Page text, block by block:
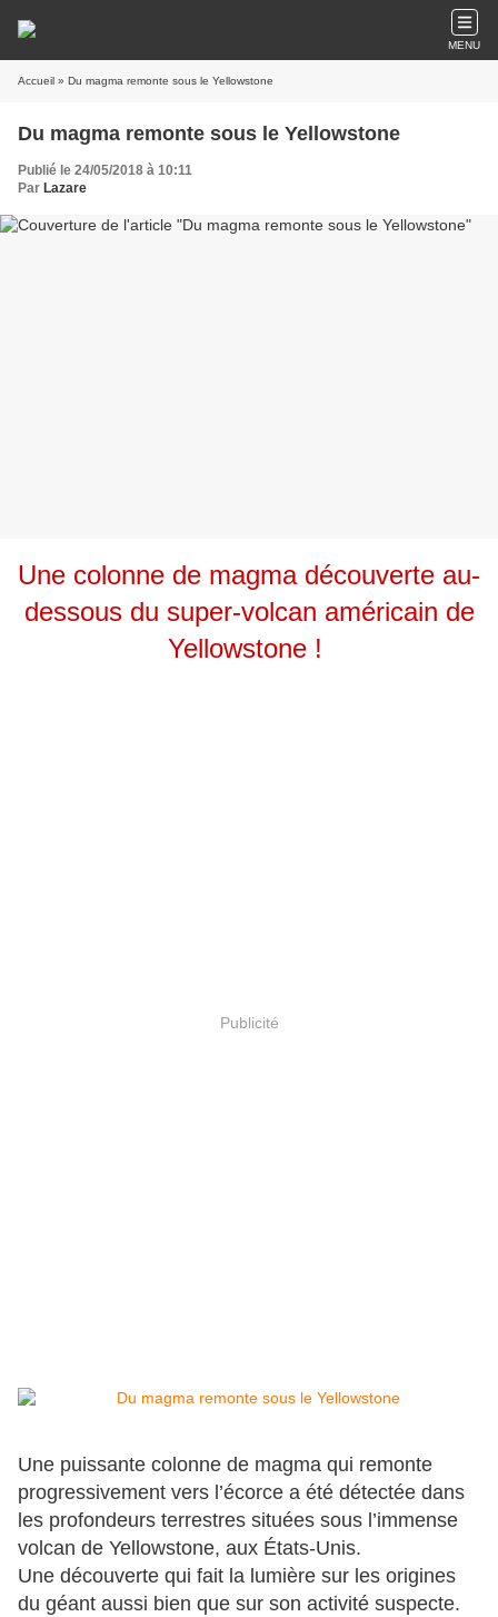
MENU
Accueil » Du magma remonte sous le Yellowstone
Du magma remonte sous le Yellowstone
Publié le 24/05/2018 à 10:11
Par Lazare
Une colonne de magmadécouverte au-
dessous du super-volcan américain de
Yellowstone !
Publicité
Une puissante colonne de magma qui remonte
progressivement vers l’écorce a été détectée dans
les profondeurs terrestres situées sous l’immense
volcan de Yellowstone, aux États-Unis.
Une découverte qui fait la lumière sur les origines
du géant aussi bien que sur son activité suspecte.